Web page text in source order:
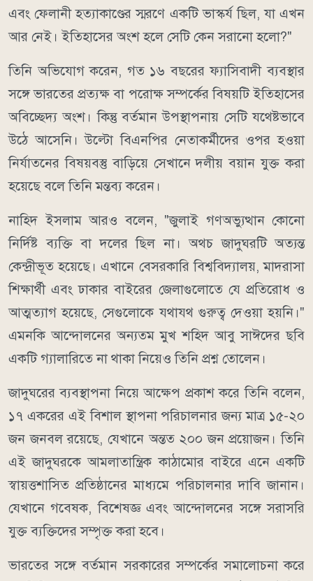
এবং ফেলানী হত্যাকাণ্ডের স্মরণে একটি ভাস্কর্য ছিল, যা এখন
আর নেই। ইতিহাসের অংশ হলে সেটি কেন সরানো হলো?"
তিনি অভিযোগ করেন, গত ১৬ বছরের ফ্যাসিবাদী ব্যবস্থার
সঙ্গে ভারতের প্রত্যক্ষ বা পরোক্ষ সম্পর্কের বিষয়টি ইতিহাসের
অবিচ্ছেদ্য অংশ। কিন্তু বর্তমান উপস্থাপনায় সেটি যথেষ্টভাবে
উঠে আসেনি। উল্টো বিএনপির নেতাকর্মীদের ওপর হওয়া
নির্যাতনের বিষয়বস্তু বাড়িয়ে সেখানে দলীয় বয়ান যুক্ত করা
হয়েছে বলে তিনি মন্তব্য করেন।
নাহিদ ইসলাম আরও বলেন, "জুলাই গণঅভ্যুত্থান কোনো
নির্দিষ্ট ব্যক্তি বা দলের ছিল না। অথচ জাদুঘরটি অত্যন্ত
কেন্দ্রীভূত হয়েছে। এখানে বেসরকারি বিশ্ববিদ্যালয়, মাদরাসা
শিক্ষার্থী এবং ঢাকার বাইরের জেলাগুলোতে যে প্রতিরোধ ও
আত্মত্যাগ হয়েছে, সেগুলোকে যথাযথ গুরুত্ব দেওয়া হয়নি।"
এমনকি আন্দোলনের অন্যতম মুখ শহিদ আবু সাঈদের ছবি
একটি গ্যালারিতে না থাকা নিয়েও তিনি প্রশ্ন তোলেন।
জাদুঘরের ব্যবস্থাপনা নিয়ে আক্ষেপ প্রকাশ করে তিনি বলেন,
১৭ একরের এই বিশাল স্থাপনা পরিচালনার জন্য মাত্র ১৫-২০
জন জনবল রয়েছে, যেখানে অন্তত ২০০ জন প্রয়োজন। তিনি
এই জাদুঘরকে আমলাতান্ত্রিক কাঠামোর বাইরে এনে একটি
স্বায়ত্তশাসিত প্রতিষ্ঠানের মাধ্যমে পরিচালনার দাবি জানান।
যেখানে গবেষক, বিশেষজ্ঞ এবং আন্দোলনের সঙ্গে সরাসরি
যুক্ত ব্যক্তিদের সম্পৃক্ত করা হবে।
ভারতের সঙ্গে বর্তমান সরকারের সম্পর্কের সমালোচনা করে